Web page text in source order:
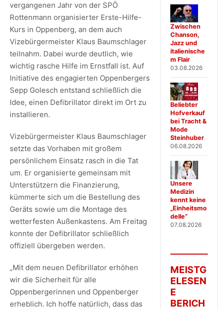
vergangenen Jahr von der SPÖ
Rottenmann organisierter Erste-Hilfe-
Kurs in Oppenberg, an dem auch
Vizebürgermeister Klaus Baumschlager
teilnahm. Dabei wurde deutlich, wie
wichtig rasche Hilfe im Ernstfall ist. Auf
Initiative des engagierten Oppenbergers
Sepp Golesch entstand schließlich die
Idee, einen Defibrillator direkt im Ort zu
installieren.
Vizebürgermeister Klaus Baumschlager
setzte das Vorhaben mit großem
persönlichem Einsatz rasch in die Tat
um. Er organisierte gemeinsam mit
Unterstützern die Finanzierung,
kümmerte sich um die Bestellung des
Geräts sowie um die Montage des
wetterfesten Außenkastens. Am Freitag
konnte der Defibrillator schließlich
offiziell übergeben werden.
„Mit dem neuen Defibrillator erhöhen
wir die Sicherheit für alle
Oppenbergerinnen und Oppenberger
erheblich. Ich hoffe natürlich, dass das
Zwischen
Chanson,
Jazz und
italienische
m Flair
03.08.2026
Beliebter
Hofverkauf
bei Tracht &
Mode
Steinhuber
06.08.2026
Unsere
Medizin
kennt keine
„Einheitsmo
delle“
07.08.2026
MEISTG
ELESEN
E
BERICH